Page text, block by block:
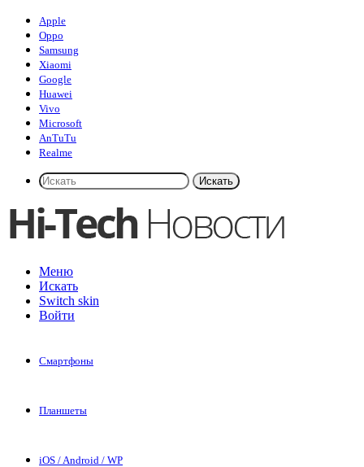
Apple
Oppo
Samsung
Xiaomi
Google
Huawei
Vivo
Microsoft
AnTuTu
Realme
Искать
Меню
Искать
Switch skin
Войти
Смартфоны
Планшеты
iOS / Android / WP